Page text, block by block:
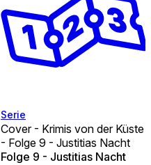
Serie
Cover - Krimis von der Küste
- Folge 9 - Justitias Nacht
Folge 9 - Justitias Nacht